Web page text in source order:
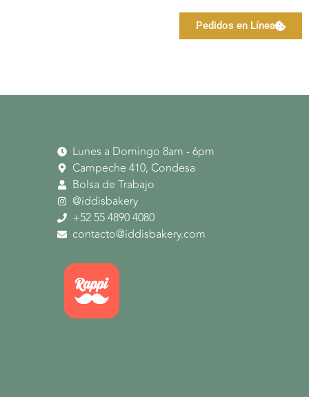
Pedidos en Línea
Lunes a Domingo 8am - 6pm
Campeche 410, Condesa
Bolsa de Trabajo
@iddisbakery
‪+52 55 4890 4080‬
contacto@iddisbakery.com